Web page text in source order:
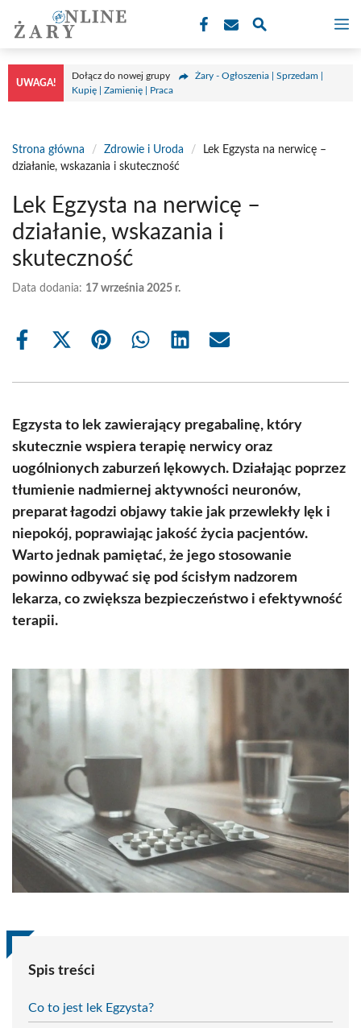
treści
UWAGA!
Dołącz do nowej grupy
Żary - Ogłoszenia | Sprzedam |
Kupię | Zamienię | Praca
Strona główna / Zdrowie i Uroda /
Lek Egzysta na nerwicę –
działanie, wskazania i skuteczność
Lek Egzysta na nerwicę –
działanie, wskazania i
skuteczność
Data dodania: 17 września 2025 r.
Share
Share
(Twitter)
Share Share Share Share
Egzysta to lek zawierający pregabalinę, który
skutecznie wspiera terapię nerwicy oraz
uogólnionych zaburzeń lękowych. Działając poprzez
tłumienie nadmiernej aktywności neuronów,
preparat łagodzi objawy takie jak przewlekły lęk i
niepokój, poprawiając jakość życia pacjentów.
Warto jednak pamiętać, że jego stosowanie
powinno odbywać się pod ścisłym nadzorem
lekarza, co zwiększa bezpieczeństwo i efektywność
terapii.
Spis treści
Co to jest lek Egzysta?